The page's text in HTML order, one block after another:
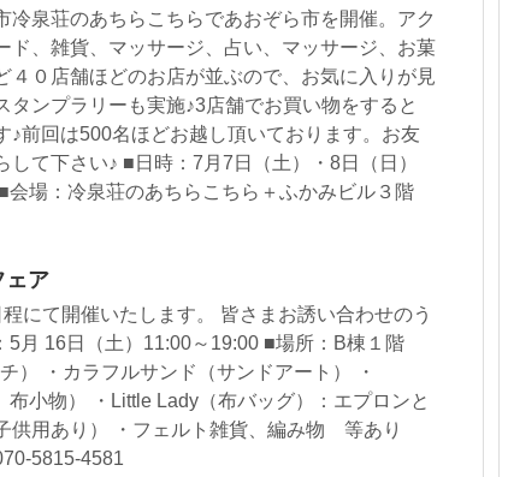
冷泉荘のあちらこちらであおぞら市を開催。アク
ド、雑貨、マッサージ、占い、マッサージ、お菓
４０店舗ほどのお店が並ぶので、お気に入りが見
タンプラリーも実施♪3店舗でお買い物をすると
♪前回は500名ほどお越し頂いております。お友
て下さい♪ ■日時：7月7日（土）・8日（日）
会場：冷泉荘のあちらこちら＋ふかみビル３階
ェア
にて開催いたします。 皆さまお誘い合わせのう
5月 16日（土）11:00～19:00 ■場所：B棟１階
） ・カラフルサンド（サンドアート） ・
布小物） ・Little Lady（布バッグ）：エプロンと
供用あり） ・フェルト雑貨、編み物 等あり
5815-4581